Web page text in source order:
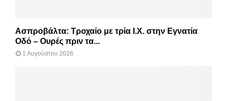
Ασπροβάλτα: Τροχαίο με τρία Ι.Χ. στην Εγνατία
Οδό – Ουρές πριν τα...
1 Αυγούστου 2026